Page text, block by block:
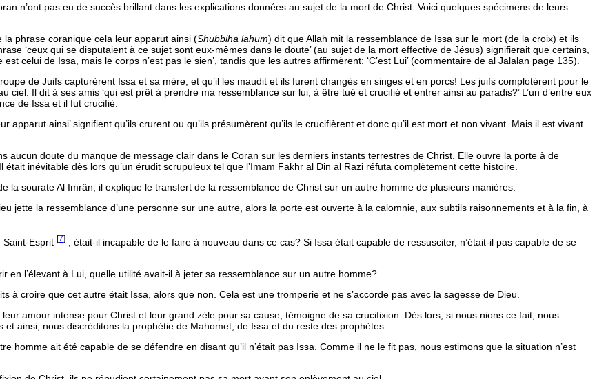
n’ont pas eu de succès brillant dans les explications données au sujet de la mort de Christ. Voici quelques spécimens de leurs
la phrase coranique cela leur apparut ainsi (Shubbiha lahum) dit queAllah mit la ressemblance de Issa sur le mort (de la croix) et ils
‘ceux qui se disputaient à ce sujet sont eux-mêmes dans le doute’ (au sujet de la mort effective de Jésus) signifierait que certains,
celui de Issa, mais le corps n’est pas le sien’, tandis que les autres affirmèrent: ‘C’est Lui’(commentaire de al Jalalan page 135).
de Juifs capturèrent Issa et sa mère, et qu’il les maudit et ils furent changés en singes et en porcs! Les juifs complotèrent pour le
ciel. Il dit à ses amis ‘qui est prêt à prendre ma ressemblance sur lui, à être tué et crucifié et entrer ainsi au paradis?’ L’un d’entre eux
de Issa et il fut crucifié.
apparut ainsi’ signifient qu’ils crurent ou qu’ils présumèrent qu’ils le crucifièrent et donc qu’il est mort et non vivant. Mais il est vivant
aucun doute du manque de message clair dans le Coran sur les derniers instants terrestres de Christ. Elle ouvre la porte à de
était inévitable dès lors qu’un érudit scrupuleux tel que l’Imam Fakhr al Din al Razi réfuta complètement cette histoire.
la sourate Al Imrân, il explique le transfert de la ressemblance de Christ sur un autre homme de plusieurs manières:
jette la ressemblance d’une personne sur une autre, alors la porte est ouverte à la calomnie, aux subtils raisonnements et à la fin, à
Saint-Esprit [7]
, était-il incapable de le faire à nouveau dans ce cas? Si Issa était capable de ressusciter, n’était-il pas capable de se
en l’élevant à Lui, quelle utilité avait-il à jeter sa ressemblance sur un autre homme?
à croire que cet autre était Issa, alors que non. Cela est une tromperie et ne s’accorde pas avec la sagesse de Dieu.
amour intense pour Christ et leur grand zèle pour sa cause, témoigne de sa crucifixion. Dès lors, si nous nions ce fait, nous
et ainsi, nous discréditons la prophétie de Mahomet, de Issa et du reste des prophètes.
homme ait été capable de se défendre en disant qu’il n’était pas Issa. Comme il ne le fit pas, nous estimons que la situation n’est